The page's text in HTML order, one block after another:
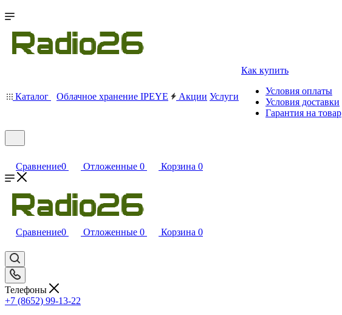
Каталог Облачное хранение IPEYE Акции Услуги
Как купить
Условия оплаты
Условия доставки
Гарантия на товар
Сравнение0 Отложенные 0 Корзина 0
Сравнение0 Отложенные 0 Корзина 0
Телефоны
+7 (8652) 99-13-22